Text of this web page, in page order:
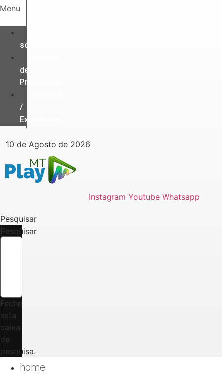
Ir
o
conteúdo
Menu
somos
de
Privacidade
/
Expediente
10 de Agosto de 2026
Instagram Youtube Whatsapp
Pesquisar
Pesquisar
Feche
esta
caixa
de
pesquisa.
home